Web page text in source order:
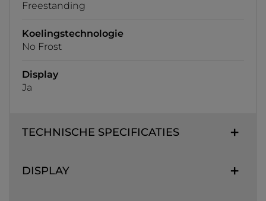
Freestanding
Koelingstechnologie
No Frost
Display
Ja
TECHNISCHE SPECIFICATIES
DISPLAY